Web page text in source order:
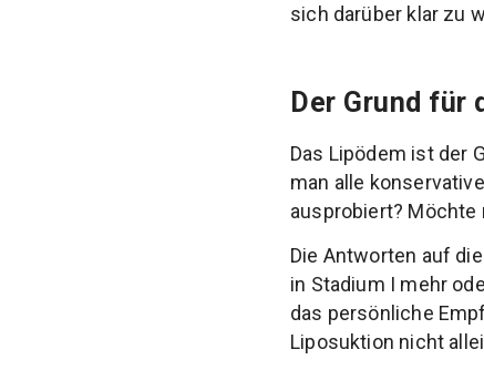
sich darüber klar zu
Der Grund für
Das Lipödem ist der
man alle
ausprobiert? Möchte
Die Antworten auf
in Stadium I mehr
das persönliche
Liposuktion nicht